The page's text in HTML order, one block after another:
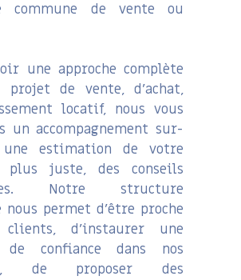
commune de vente ou
une approche complète
projet de vente, d’achat,
locatif, nous vous
un accompagnement sur-
une estimation de votre
juste, des conseils
Notre structure
permet d’être proche
d’instaurer une
de confiance dans nos
de proposer des